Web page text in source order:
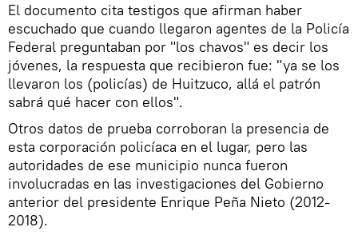
El documento cita testigos que afirman haber
escuchado que cuando llegaron agentes de la Policía
Federal preguntaban por "los chavos" es decir los
jóvenes, la respuesta que recibieron fue: "ya se los
llevaron los (policías) de Huitzuco, allá el patrón
sabrá qué hacer con ellos".
Otros datos de prueba corroboran la presencia de
esta corporación policíaca en el lugar, pero las
autoridades de ese municipio nunca fueron
involucradas en las investigaciones del Gobierno
anterior del presidente Enrique Peña Nieto (2012-
2018).